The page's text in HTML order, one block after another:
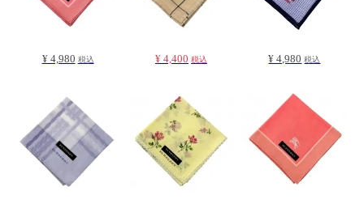
¥ 4,980 税込 ¥ 4,400 税込 ¥ 4,980 税込